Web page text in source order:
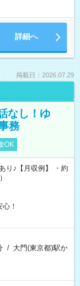
詳細へ
掲載日：2026.07.29
なし！ゆ
務
OK
り♪【月収例】 ・約
！
/ 大門(東京都)駅か